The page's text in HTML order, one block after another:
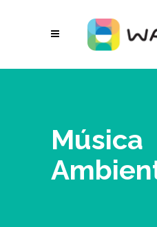
Música